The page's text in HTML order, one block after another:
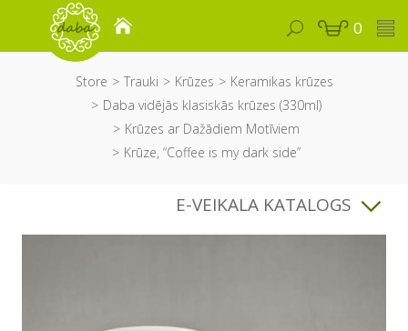
0
Store Trauki Krūzes
Keramikas krūzes
Daba vidējās klasiskās krūzes (330ml)
Krūzes ar Dažādiem Motīviem
Krūze, “Coffee is my dark side”
E-VEIKALA KATALOGS